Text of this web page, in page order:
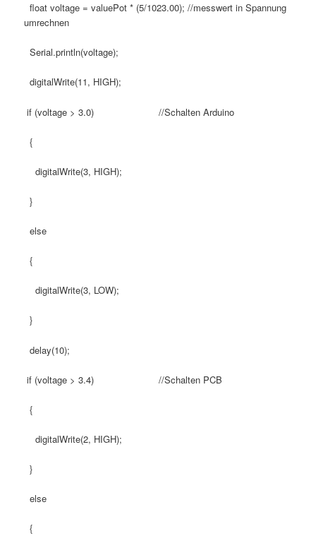
float voltage = valuePot * (5/1023.00); //messwert in Spannung
umrechnen
Serial.println(voltage);
digitalWrite(11, HIGH);
if (voltage > 3.0) //Schalten Arduino
{
digitalWrite(3, HIGH);
}
else
{
digitalWrite(3, LOW);
}
delay(10);
if (voltage > 3.4) //Schalten PCB
{
digitalWrite(2, HIGH);
}
else
{